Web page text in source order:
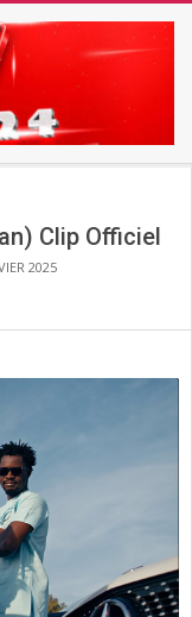
Clip Officiel
2025